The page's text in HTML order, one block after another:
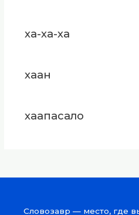
ха-ха-ха
хаан
хаапасало
Словозавр — место, где